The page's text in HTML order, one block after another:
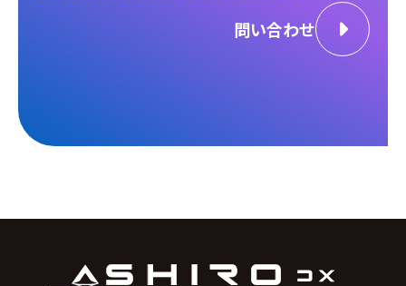
問い合わせ